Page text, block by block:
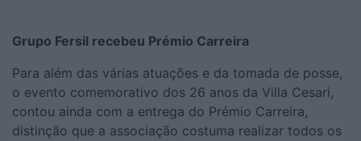
Grupo Fersil recebeu Prémio Carreira
Para além das várias atuações e da tomada de posse,
o evento comemorativo dos 26 anos da Villa Cesari,
contou ainda com a entrega do Prémio Carreira,
distinção que a associação costuma realizar todos os